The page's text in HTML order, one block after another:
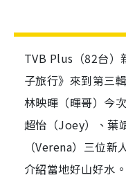
TVB Plus（82台）
子旅行》來到第三
林映暉（暉哥）今
超怡（Joey）、葉
（Verena）三位新
介紹當地好山好水。